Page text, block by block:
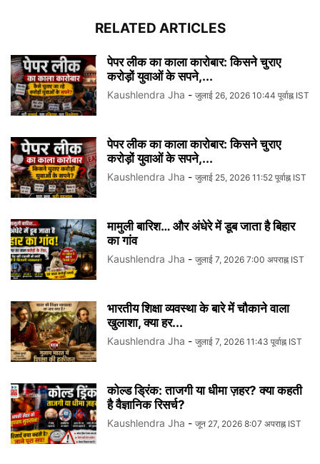
RELATED ARTICLES
पेपर लीक का काला कारोबार: किसने चुराए
करोड़ों युवाओं के सपने,...
Kaushlendra Jha - जुलाई 26, 2026 10:44 पूर्वाह्न IST
पेपर लीक का काला कारोबार: किसने चुराए
करोड़ों युवाओं के सपने,...
Kaushlendra Jha - जुलाई 25, 2026 11:52 पूर्वाह्न IST
मामुली बारिश… और अंधेरे में डूब जाता है बिहार
का गांव
Kaushlendra Jha - जुलाई 7, 2026 7:00 अपराह्न IST
भारतीय शिक्षा व्यवस्था के बारे में चौकाने वाला
खुलाशा, क्या हर...
Kaushlendra Jha - जुलाई 7, 2026 11:43 पूर्वाह्न IST
कोल्ड ड्रिंक: ताजगी या धीमा ज़हर? क्या कहती
है वैज्ञानिक रिसर्च?
Kaushlendra Jha - जून 27, 2026 8:07 अपराह्न IST